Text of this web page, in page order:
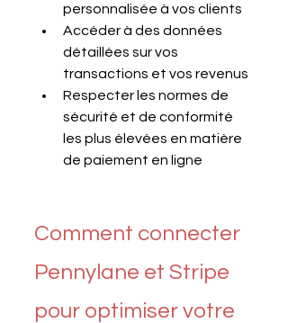
personnalisée à vos clients
Accéder à des données
détaillées sur vos
transactions et vos revenus
Respecter les normes de
sécurité et de conformité
les plus élevées en matière
de paiement en ligne
Comment connecter
Pennylane et Stripe
pour optimiser votre